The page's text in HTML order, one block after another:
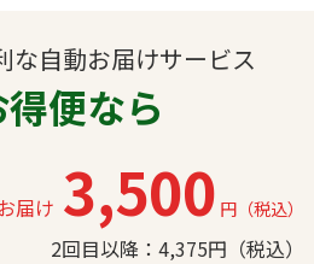
な自動お届けサービス
便なら
届け 3,500 円（税込）
2回目以降： 4,375円（税込）